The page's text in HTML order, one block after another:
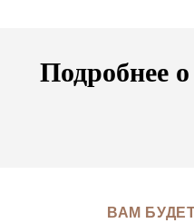
Подробнее
ВАМ